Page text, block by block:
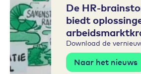
De HR-
biedt
Download de
Naar het nieuws